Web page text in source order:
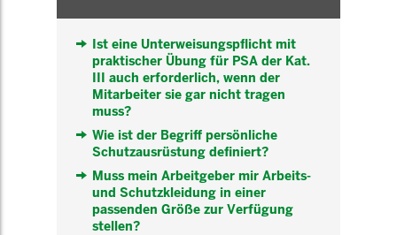
Ist eine Unterweisungspflicht mit
praktischer Übung für PSA der Kat.
III auch erforderlich, wenn der
Mitarbeiter sie gar nicht tragen
muss?
Wie ist der Begriff persönliche
Schutzausrüstung definiert?
Muss mein Arbeitgeber mir Arbeits-
und Schutzkleidung in einer
passenden Größe zur Verfügung
stellen?